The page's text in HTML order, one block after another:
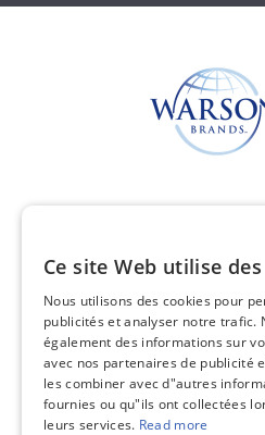
Ce site Web utilise
Nous utilisons des cookies pour
publicités et analyser notre trafic.
également des informations sur
avec nos partenaires de publicité
les combiner avec d"autres
fournies ou qu"ils ont collectées
leurs services. Read more